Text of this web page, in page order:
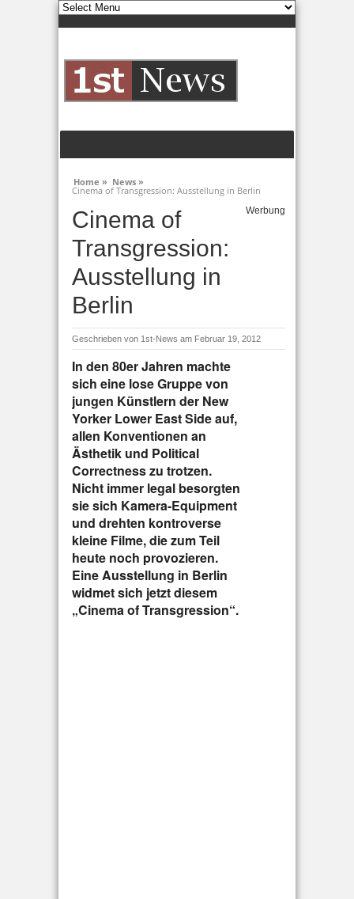
Home » News »
Cinema of Transgression: Ausstellung in Berlin
Cinema of
Transgression:
Ausstellung in
Berlin
Werbung
Geschrieben von 1st-News am Februar 19, 2012
In den 80er Jahren machte
sich eine lose Gruppe von
jungen Künstlern der New
Yorker Lower East Side auf,
allen Konventionen an
Ästhetik und Political
Correctness zu trotzen.
Nicht immer legal besorgten
sie sich Kamera-Equipment
und drehten kontroverse
kleine Filme, die zum Teil
heute noch provozieren.
Eine Ausstellung in Berlin
widmet sich jetzt diesem
„Cinema of Transgression“.